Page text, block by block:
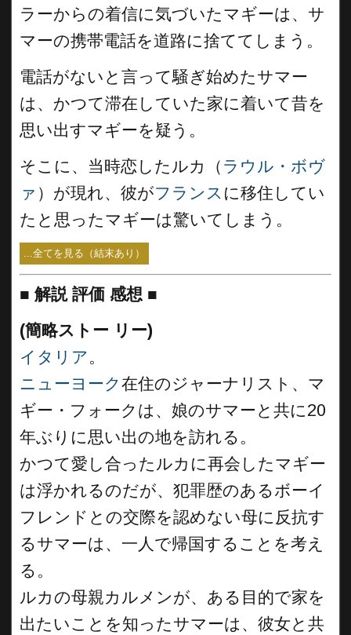
ラーからの着信に気づいたマギーは、サ
マーの携帯電話を道路に捨ててしまう。
電話がないと言って騒ぎ始めたサマー
は、かつて滞在していた家に着いて昔を
思い出すマギーを疑う。
そこに、当時恋したルカ（ ラウル・ボヴ
ァ ）が現れ、彼がフランス に移住してい
たと思ったマギーは驚いてしまう。
...全てを見る（結末あり）
■ 解説 評価 感想 ■
(簡略ストー リー)
イタリア。
ニューヨーク在住のジャーナリスト、マ
ギー・フォークは、娘のサマーと共に20
年ぶりに思い出の地を訪れる。
かつて愛し合ったルカに再会したマギー
は浮かれるのだが、犯罪歴のあるボーイ
フレンドとの交際を認めない母に反抗す
るサマーは、一人で帰国することを考え
る。
ルカの母親カルメンが、ある目的で家を
出たいことを知ったサマーは、彼女と共